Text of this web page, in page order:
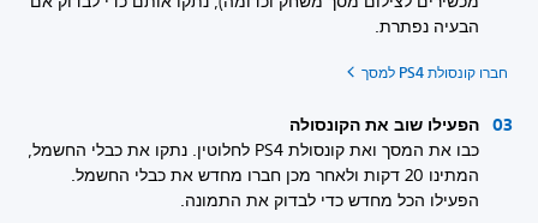
הבעיה נפתרת.
חברו קונסולת PS4 למסך
הפעילו שוב את הקונסולה
כבו את המסך ואת קונסולת PS4 לחלוטין. נתקו את כבלי החשמל,
המתינו 20 דקות ולאחר מכן חברו מחדש את כבלי החשמל.
הפעילו הכל מחדש כדי לבדוק את התמונה.